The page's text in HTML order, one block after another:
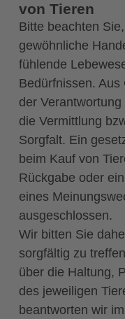
von Tieren
Bitte beachten
gewöhnliche
fühlende
Bedürfnissen. Aus
der
die Vermittlung
Sorgfalt. Ein
beim Kauf von
Rückgabe oder
eines
ausgeschlossen.
Wir bitten Sie
sorgfältig zu
über die Haltung,
des jeweiligen
beantworten wir